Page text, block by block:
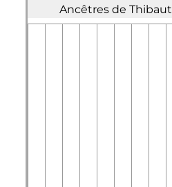
Ancêtres de Thibaut